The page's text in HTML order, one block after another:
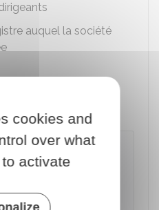
auquel la société
demande de
à l'aide de la
d'une SAS ou
service en ligne
cookies and
over what
activate